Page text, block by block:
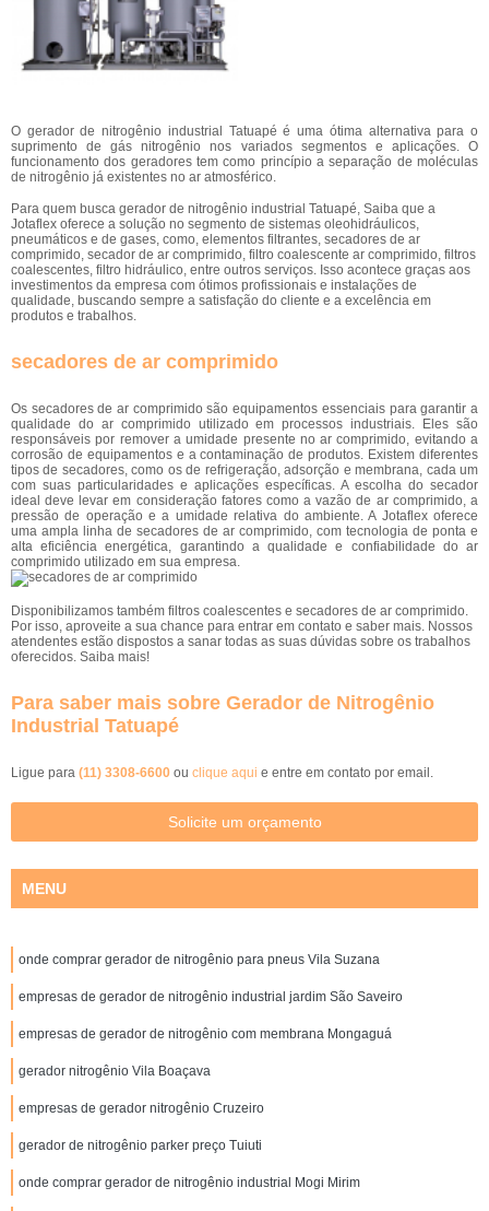
O gerador de nitrogênio industrial Tatuapé é uma ótima alternativa para o
suprimento de gás nitrogênio nos variados segmentos e aplicações. O
funcionamento dos geradores tem como princípio a separação de moléculas
de nitrogênio já existentes no ar atmosférico.
Para quem busca gerador de nitrogênio industrial Tatuapé, Saiba que a
Jotaflex oferece a solução no segmento de sistemas oleohidráulicos,
pneumáticos e de gases, como, elementos filtrantes, secadores de ar
comprimido, secador de ar comprimido, filtro coalescente ar comprimido, filtros
coalescentes, filtro hidráulico, entre outros serviços. Isso acontece graças aos
investimentos da empresa com ótimos profissionais e instalações de
qualidade, buscando sempre a satisfação do cliente e a excelência em
produtos e trabalhos.
secadores de ar comprimido
Os secadores de ar comprimido são equipamentos essenciais para garantir a
qualidade do ar comprimido utilizado em processos industriais. Eles são
responsáveis por remover a umidade presente no ar comprimido, evitando a
corrosão de equipamentos e a contaminação de produtos. Existem diferentes
tipos de secadores, como os de refrigeração, adsorção e membrana, cada um
com suas particularidades e aplicações específicas. A escolha do secador
ideal deve levar em consideração fatores como a vazão de ar comprimido, a
pressão de operação e a umidade relativa do ambiente. A Jotaflex oferece
uma ampla linha de secadores de ar comprimido, com tecnologia de ponta e
alta eficiência energética, garantindo a qualidade e confiabilidade do ar
comprimido utilizado em sua empresa.
Disponibilizamos também filtros coalescentes e secadores de ar comprimido.
Por isso, aproveite a sua chance para entrar em contato e saber mais. Nossos
atendentes estão dispostos a sanar todas as suas dúvidas sobre os trabalhos
oferecidos. Saiba mais!
Para saber mais sobre Gerador de Nitrogênio
Industrial Tatuapé
Ligue para (11) 3308-6600 ou clique aqui e entre em contato por email.
Solicite um orçamento
MENU
onde comprar gerador de nitrogênio para pneus Vila Suzana
empresas de gerador de nitrogênio industrial jardim São Saveiro
empresas de gerador de nitrogênio com membrana Mongaguá
gerador nitrogênio Vila Boaçava
empresas de gerador nitrogênio Cruzeiro
gerador de nitrogênio parker preço Tuiuti
onde comprar gerador de nitrogênio industrial Mogi Mirim